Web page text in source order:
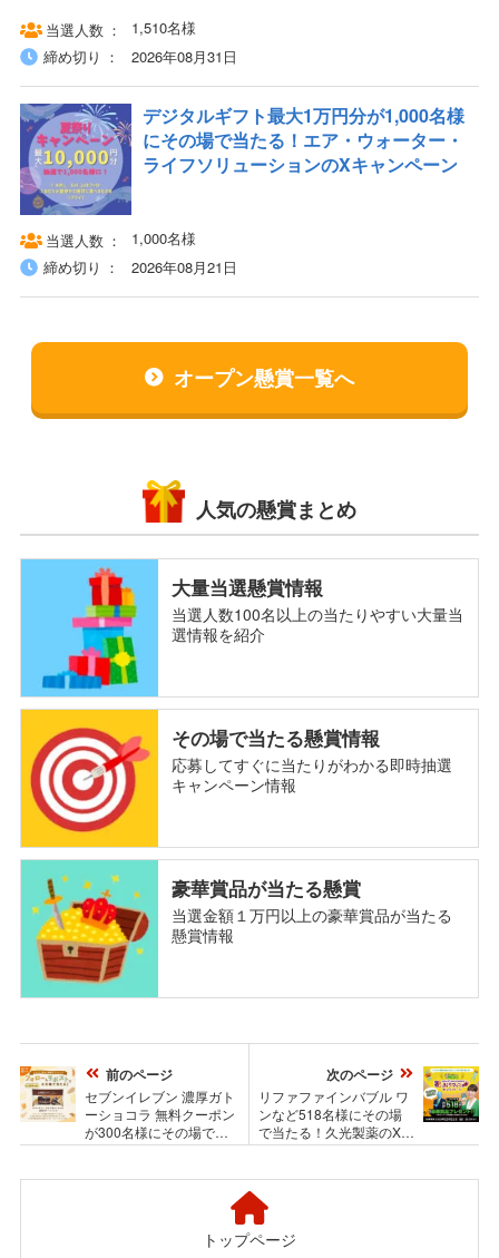
当選人数
1,510名様
締め切り
2026年08月31日
デジタルギフト最大1万円分が1,000名様
にその場で当たる！エア・ウォーター・
ライフソリューションのXキャンペーン
当選人数
1,000名様
締め切り
2026年08月21日
オープン懸賞一覧へ
人気の懸賞まとめ
大量当選懸賞情報
当選人数100名以上の当たりやすい大量当
選情報を紹介
その場で当たる懸賞情報
応募してすぐに当たりがわかる即時抽選
キャンペーン情報
豪華賞品が当たる懸賞
当選金額１万円以上の豪華賞品が当たる
懸賞情報
前のページ
セブンイレブン 濃厚ガト
ーショコラ 無料クーポン
が300名様にその場で当
たる！第一生命のXキャ
次のページ
リファファインバブル ワ
ンなど518名様にその場
で当たる！久光製薬のXキ
ャンペーン
トップページ